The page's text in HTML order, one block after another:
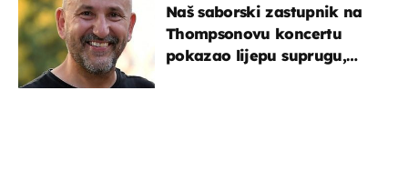
Naš saborski zastupnik na
Thompsonovu koncertu
pokazao lijepu suprugu,